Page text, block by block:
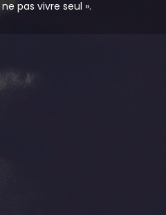
pas vivre seul ».